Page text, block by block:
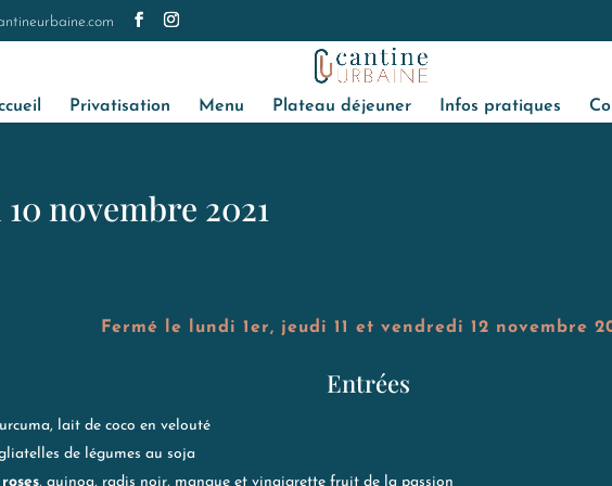
Privatisation Menu Plateau déjeuner Infos pratiques
novembre 2021
Fermé le lundi 1er, jeudi 11 et vendredi 12 novembre
Entrées
lait de coco en velouté
de légumes au soja
, quinoa, radis noir, mangue et vinaigrette fruit de la passion